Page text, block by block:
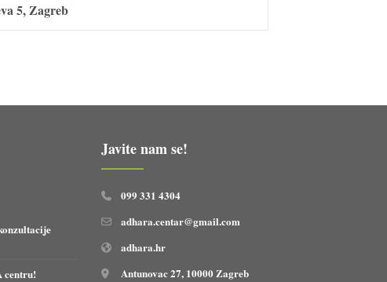
5, Zagreb
centru!
Javite nam se!
099 331 4304
adhara.centar@gmail.com
adhara.hr
Antunovac 27, 10000 Zagreb